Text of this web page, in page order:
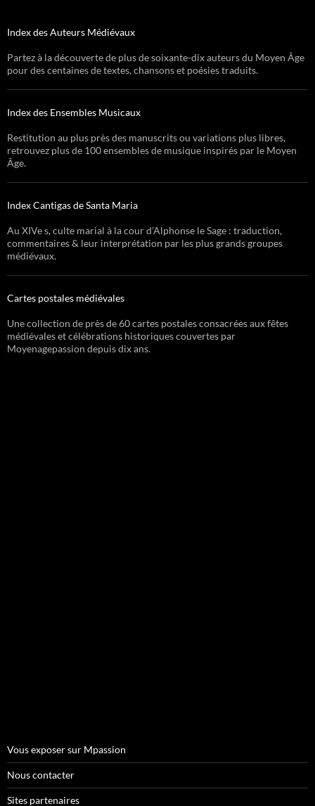
Index des Auteurs Médiévaux
Partez à la découverte de plus de soixante-dix auteurs du Moyen Âge
pour des centaines de textes, chansons et poésies traduits.
Index des Ensembles Musicaux
Restitution au plus près des manuscrits ou variations plus libres,
retrouvez plus de 100 ensembles de musique inspirés par le Moyen
Âge.
Index Cantigas de Santa Maria
Au XIVe s, culte marial à la cour d’Alphonse le Sage : traduction,
commentaires & leur interprétation par les plus grands groupes
médiévaux.
Cartes postales médiévales
Une collection de près de 60 cartes postales consacrées aux fêtes
médiévales et célébrations historiques couvertes par
Moyenagepassion depuis dix ans.
Vous exposer sur Mpassion
Nous contacter
Sites partenaires